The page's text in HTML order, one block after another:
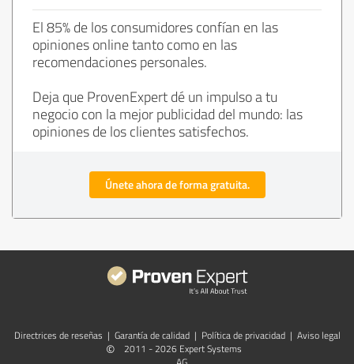
El 85% de los consumidores confían en las
opiniones online tanto como en las
recomendaciones personales.
Deja que ProvenExpert dé un impulso a tu
negocio con la mejor publicidad del mundo: las
opiniones de los clientes satisfechos.
Únete ahora de forma gratuita.
Directrices de reseñas | Garantía de calidad | Política de privacidad | Aviso legal
©
2011 - 2026 Expert Systems